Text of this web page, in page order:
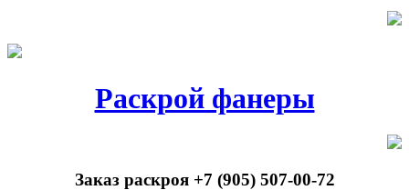
Раскрой фанеры
Заказ раскроя +7 (905) 507-00-72